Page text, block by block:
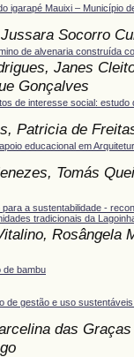
igarapé Mauixi – Município
Socorro
de alvenaria construída
Janes
Gonçalves
de interesse social: estudo
Patricia de
educacional em
Tomás
a sustentabilidade -
tradicionais da
Rosângela
de bambu
de gestão e uso
das